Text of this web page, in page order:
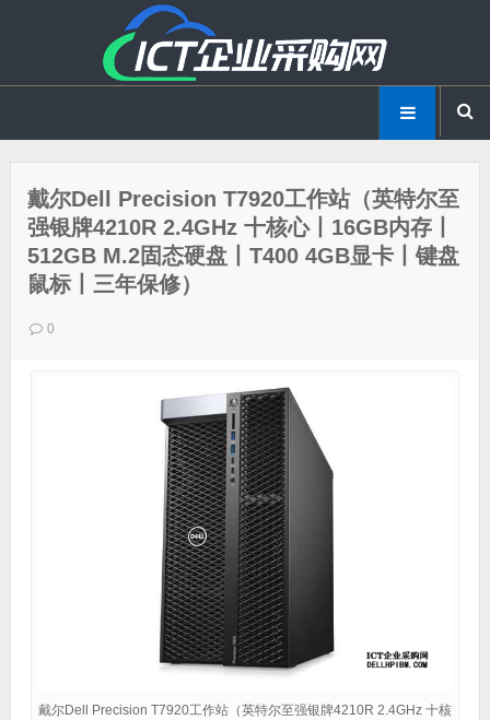
戴尔Dell Precision T7920工作站（英特尔至
强银牌4210R 2.4GHz 十核心丨16GB内存丨
512GB M.2固态硬盘丨T400 4GB显卡丨键盘
鼠标丨三年保修）
0
戴尔Dell Precision T7920工作站（英特尔至强银牌4210R 2.4GHz 十核